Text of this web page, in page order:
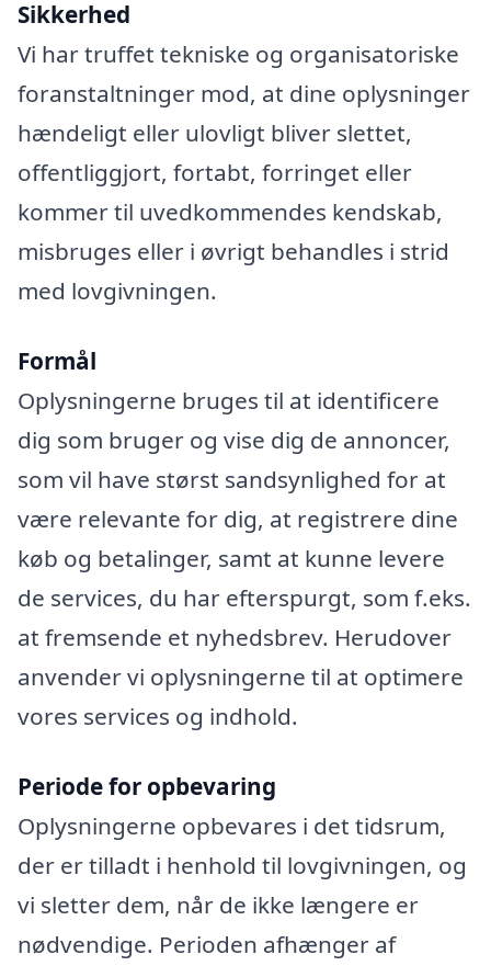
Sikkerhed
Vi har truffet tekniske og organisatoriske
foranstaltninger mod, at dine oplysninger
hændeligt eller ulovligt bliver slettet,
offentliggjort, fortabt, forringet eller
kommer til uvedkommendes kendskab,
misbruges eller i øvrigt behandles i strid
med lovgivningen.
Formål
Oplysningerne bruges til at identificere
dig som bruger og vise dig de annoncer,
som vil have størst sandsynlighed for at
være relevante for dig, at registrere dine
køb og betalinger, samt at kunne levere
de services, du har efterspurgt, som f.eks.
at fremsende et nyhedsbrev. Herudover
anvender vi oplysningerne til at optimere
vores services og indhold.
Periode for opbevaring
Oplysningerne opbevares i det tidsrum,
der er tilladt i henhold til lovgivningen, og
vi sletter dem, når de ikke længere er
nødvendige. Perioden afhænger af